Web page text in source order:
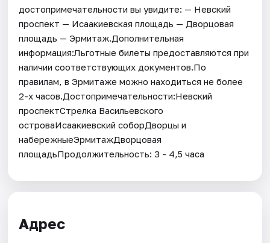
достопримечательности вы увидите: — Невский
проспект — Исаакиевская площадь — Дворцовая
площадь — Эрмитаж.Дополнительная
информация:Льготные билеты предоставляются при
наличии соответствующих документов.По
правилам, в Эрмитаже можно находиться не более
2-х часов.Достопримечательности:Невский
проспектСтрелка Васильевского
островаИсаакиевский соборДворцы и
набережныеЭрмитажДворцовая
площадьПродолжительность: 3 - 4,5 часа
Адрес